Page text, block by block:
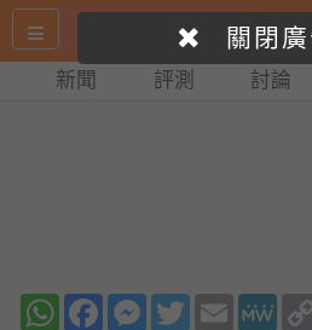
新聞 評測 討論
WhatsAppFacebookMessenger
TwitterEmail
關閉